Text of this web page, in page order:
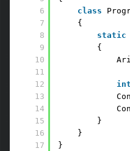
6
7
8
9
10
11
12
13
14
15
16
17
class
{
static
{
int
}
}
}